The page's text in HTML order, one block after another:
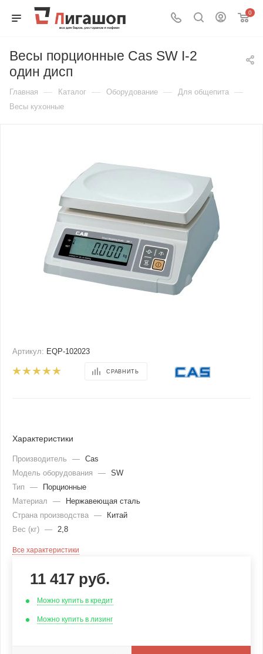
0
Весы порционные Cas SW I-2
один дисп
Главная — Каталог — Оборудование — Для общепита —
Весы кухонные
Артикул: EQP-102023
СРАВНИТЬ
Характеристики
Производитель — Cas
Модель оборудования
— SW
Тип
—
Порционные
Материал
—
Нержавеющая сталь
Страна производства —
Китай
Вес (кг) — 2,8
Все характеристики
11 417 руб.
Можно купить в кредит
Можно купить в лизинг